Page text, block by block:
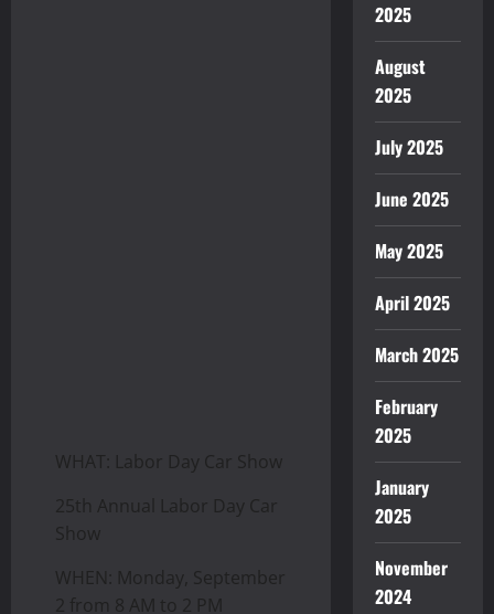
WHAT: Labor Day Car Show
25th Annual Labor Day Car
Show
WHEN: Monday, September
2 from 8 AM to 2 PM
2025
August
2025
July 2025
June 2025
May 2025
April 2025
March 2025
February
2025
January
2025
November
2024